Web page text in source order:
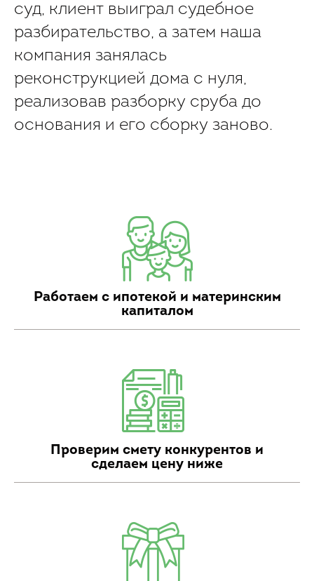
суд, клиент выиграл судебное
разбирательство, а затем наша
компания занялась
реконструкцией дома с нуля,
реализовав разборку сруба до
основания и его сборку заново.
Работаем с ипотекой и материнским
капиталом
Проверим смету конкурентов и
сделаем цену ниже